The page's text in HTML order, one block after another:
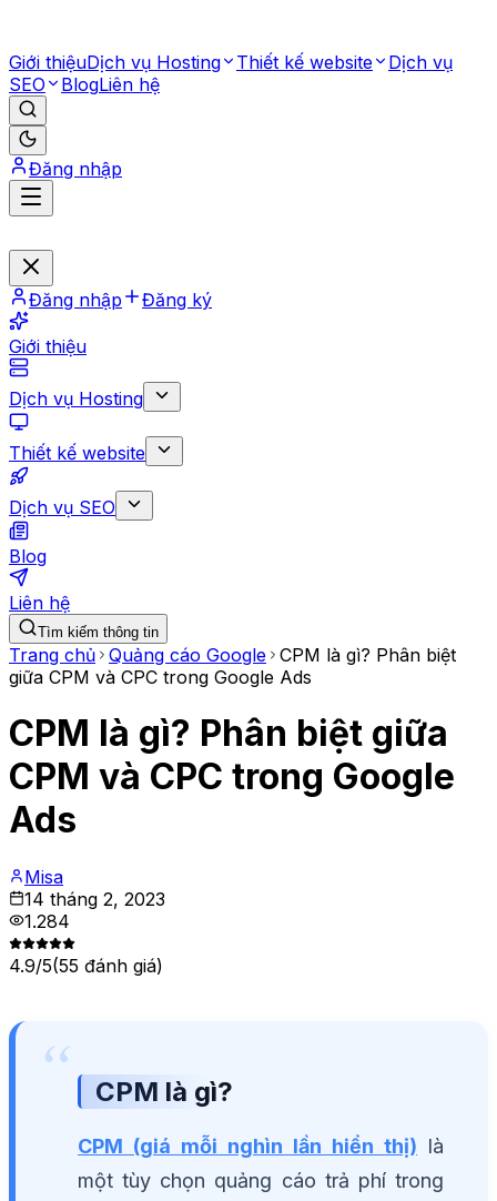
Giới thiệuDịch vụ Hosting Thiết kế website
Dịch vụ
SEO
BlogLiên hệ
Đăng nhập
Đăng nhập Đăng ký
Giới thiệu
Dịch vụ Hosting
Thiết kế website
Dịch vụ SEO
Blog
Liên hệ
Tìm kiếm thông tin
Trang chủ Quảng cáo Google CPM là gì? Phân biệt
giữa CPM và CPC trong Google Ads
CPM là gì? Phân biệt giữa
CPM và CPC trong Google
Ads
Misa
14 tháng 2, 2023
1.284
4.9/5(55 đánh giá)
CPM là gì?
CPM (giá mỗi nghìn lần hiển thị) là
một tùy chọn quảng cáo trả phí trong